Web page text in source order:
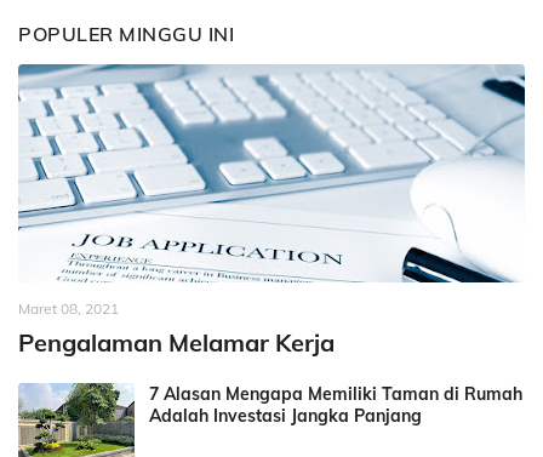
POPULER MINGGU INI
Maret 08, 2021
Pengalaman Melamar Kerja
7 Alasan Mengapa Memiliki Taman di Rumah
Adalah Investasi Jangka Panjang